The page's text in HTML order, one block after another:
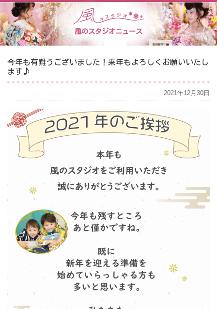
風のスタジオニュース
今年も有難うございました！来年もよろしくお願いいたし
ます♪
2021年12月30日